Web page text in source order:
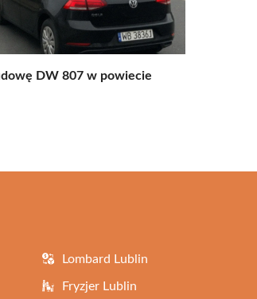
DW 807 w powiecie
Lombard Lublin
Fryzjer Lublin